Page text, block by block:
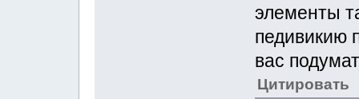
элементы
педивикию
вас
Цитировать